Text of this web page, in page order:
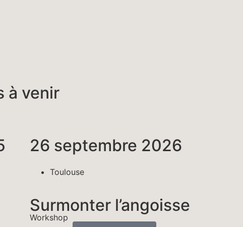
à venir
26 septembre 2026
Toulouse
Surmonter l’angoisse
Workshop